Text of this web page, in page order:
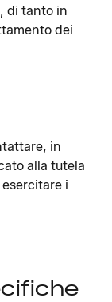
di tanto in
dei
in
alla tutela
i